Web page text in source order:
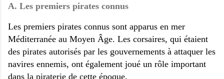
A. Les premiers pirates connus
Les premiers pirates connus sont apparus en mer
Méditerranée au Moyen Âge. Les corsaires, qui étaient
des pirates autorisés par les gouvernements à attaquer les
navires ennemis, ont également joué un rôle important
dans la piraterie de cette époque.